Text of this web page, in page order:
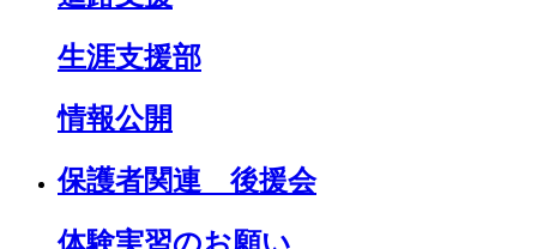
生涯支援部
情報公開
保護者関連 後援会